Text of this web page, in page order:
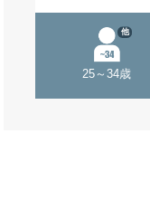
25～34歳
他